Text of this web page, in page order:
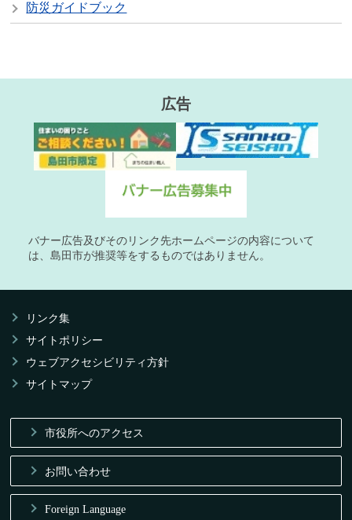
防災ガイドブック
広告
バナー広告及びそのリンク先ホームページの内容について
は、島田市が推奨等をするものではありません。
リンク集
サイトポリシー
ウェブアクセシビリティ方針
サイトマップ
市役所へのアクセス
お問い合わせ
Foreign Language